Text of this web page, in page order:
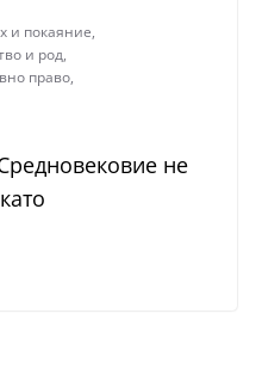
и покаяние,
и род,
право,
не